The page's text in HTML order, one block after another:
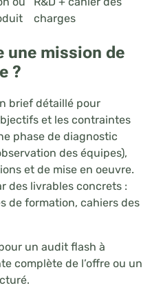
charges
une mission de
?
brief détaillé pour
et les contraintes
phase de diagnostic
des équipes),
et de mise en oeuvre.
des livrables concrets :
de formation, cahiers des
un audit flash à
complète de l’offre ou un